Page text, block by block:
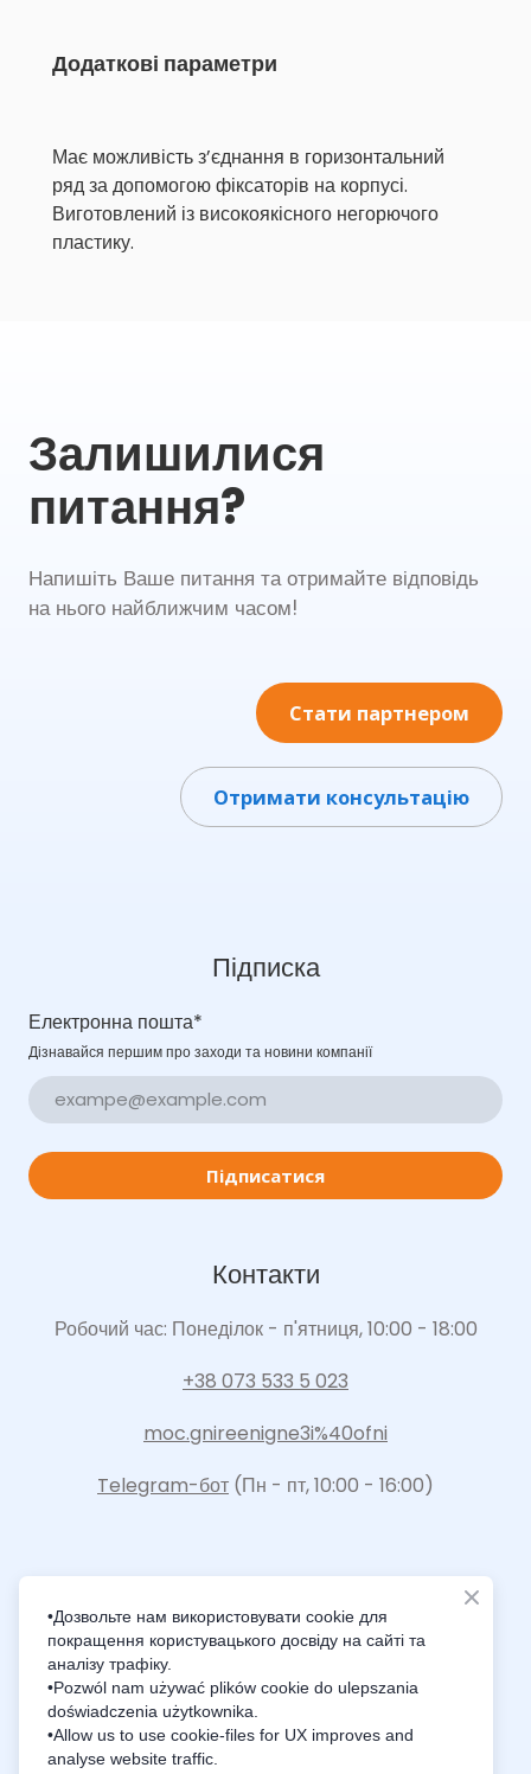
Додаткові параметри
Має можливість з’єднання в горизонтальний
ряд за допомогою фіксаторів на корпусі.
Виготовлений із високоякісного негорючого
пластику.
Залишилися
питання?
Напишіть Ваше питання та отримайте відповідь
на нього найближчим часом!
Стати партнером
Отримати консультацію
Підписка
Електронна пошта*
Дізнавайся першим про заходи та новини компанії
Підписатися
Контакти
Робочий час: Понеділок - п'ятниця, 10:00 - 18:00
+38 073 533 5 023
moc.gnireenigne3i%40ofni
Telegram-бот (Пн - пт, 10:00 - 16:00)
Intelligence Innovation Integration
•Дозвольте нам використовувати cookie для
покращення користувацького досвіду на сайті та
аналізу трафіку.
•Pozwól nam używać plików cookie do ulepszania
doświadczenia użytkownika.
•Allow us to use cookie-files for UX improves and
analyse website traffic.